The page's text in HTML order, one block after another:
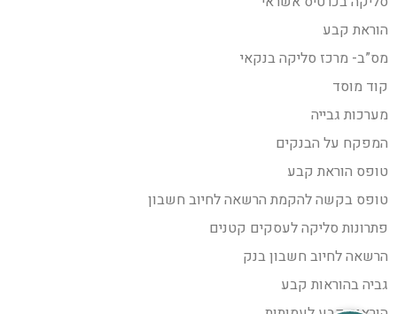
הוראת קבע
מס”ב- מרכז סליקה בנקאי
קוד מוסד
מערכות גבייה
המפקח על הבנקים
טופס הוראת קבע
טופס בקשה להקמת הרשאה לחיוב חשבון
פתרונות סליקה לעסקים קטנים
הרשאה לחיוב חשבון בנק
גביה בהוראות קבע